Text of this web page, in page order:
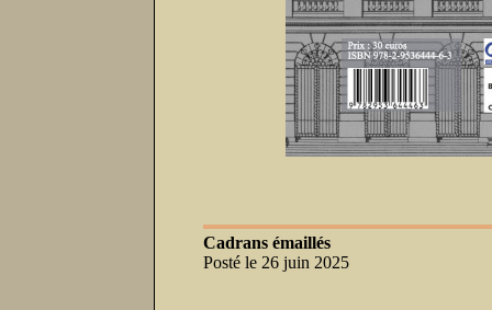
Cadrans émaillés
Posté le 26 juin 2025